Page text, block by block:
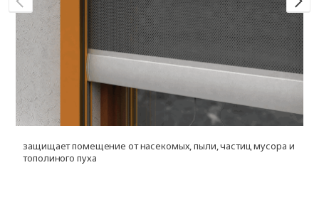
защищает помещение от насекомых, пыли, частиц мусора и
тополиного пуха